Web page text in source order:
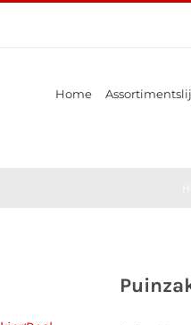
Home